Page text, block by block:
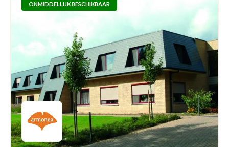
ONMIDDELLIJK BESCHIKBAAR